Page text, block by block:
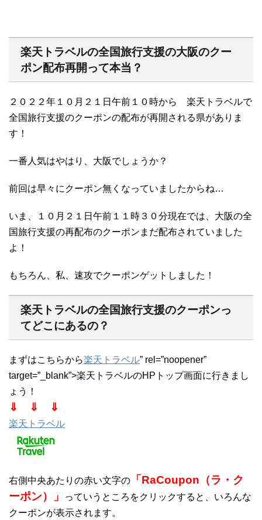
楽天トラベルの全国旅行支援の大阪のクー
ポン配布再開って本当？
２０２２年１０月２１日午前１０時から 楽天トラベルで
全国旅行支援のクーポンの配布が再開される県がありま
す！
一番人気はやはり、大阪でしょうか？
前回は早々にクーポン無くなっていましたからね…
いま、１０月２１日午前１１時３０分現在では、大阪の全
国旅行支援の再配布のクーポンまだ配布されていました
よ！
もちろん、私、速攻でクーポンゲットしました！
楽天トラベルの全国旅行支援のクーポンっ
てどこにあるの？
まずはこちらから楽天トラベル” rel=”noopener”
target=”_blank”>楽天トラベルのHPトップ画面に行きまし
ょう！
⇓ ⇓ ⇓
楽天トラベル
右側中央あたりの赤い文字の
「RaCoupon（ラ・ク
ーポン）」
っていうところをクリックすると、いろんな
クーポンが表示されます。